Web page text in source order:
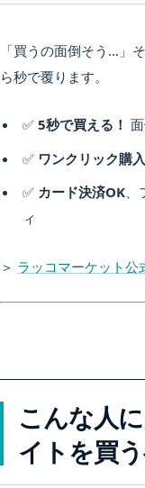
「買うの面倒そう…」
ら秒で覆ります。
✅ 5秒で買える！
✅ ワンクリック購
✅ カード決済OK、
ィ
＞ ラッコマーケット公
こんな人
イトを買